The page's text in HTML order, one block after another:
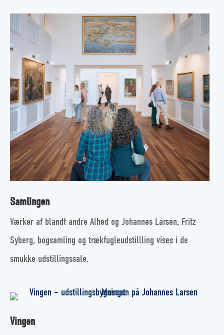
Samlingen
Værker af blandt andre Alhed og Johannes Larsen, Fritz
Syberg, bogsamling og trækfugleudstillling vises i de
smukke udstillingssale.
Vingen